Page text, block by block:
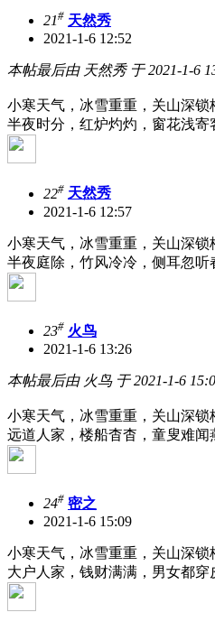
21# 天然秀
2021-1-6 12:52
本帖最后由 天然秀 于 2021-1-6
小寒天气，冰雪重重，关山深锁
半夜时分，红炉灼灼，窗花浅寄
22# 天然秀
2021-1-6 12:57
小寒天气，冰雪重重，关山深锁
半夜庭除，竹风冷冷，侧耳忽听
23# 火鸟
2021-1-6 13:26
本帖最后由 火鸟 于 2021-1-6
小寒天气，冰雪重重，关山深锁
远道人家，楼船杳杳，童叟难闻
24# 密之
2021-1-6 15:09
小寒天气，冰雪重重，关山深锁
大户人家，钱财满满，男女都穿